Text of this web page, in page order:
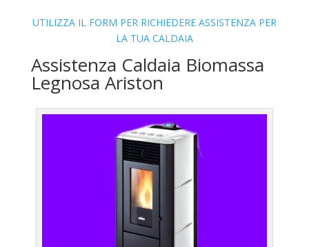
UTILIZZA IL FORM PER RICHIEDERE ASSISTENZA PER
LA TUA CALDAIA
Assistenza Caldaia Biomassa
Legnosa Ariston